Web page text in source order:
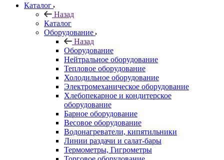
Каталог
Назад
Каталог
Оборудование
Назад
Оборудование
Нейтральное оборудование
Тепловое оборудование
Холодильное оборудование
Электромеханическое оборудование
Хлебопекарное и кондитерское
оборудование
Барное оборудование
Весовое оборудование
Водонагреватели, кипятильники
Линии раздачи и салат-бары
Термометры, Гигрометры